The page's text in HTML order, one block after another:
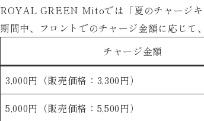
ROYAL GREEN Mitoでは「夏のチャージキ
期間中、フロントでのチャージ金額に応じて
チャージ金額
3,000円（販売価格：3,300円）
5,000円（販売価格：5,500円）